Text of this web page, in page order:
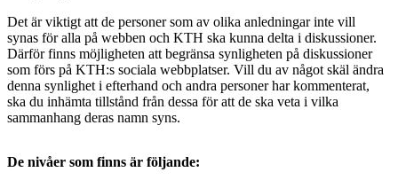
Det är viktigt att de personer som av olika anledningar inte vill
synas för alla på webben och KTH ska kunna delta i diskussioner.
Därför finns möjligheten att begränsa synligheten på diskussioner
som förs på KTH:s sociala webbplatser. Vill du av något skäl ändra
denna synlighet i efterhand och andra personer har kommenterat,
ska du inhämta tillstånd från dessa för att de ska veta i vilka
sammanhang deras namn syns.
De nivåer som finns är följande: